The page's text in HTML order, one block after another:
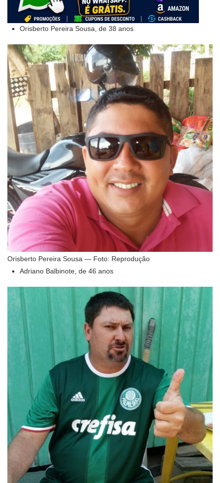
Orisberto Pereira Sousa, de 38 anos
Orisberto Pereira Sousa — Foto: Reprodução
Adriano Balbinote, de 46 anos